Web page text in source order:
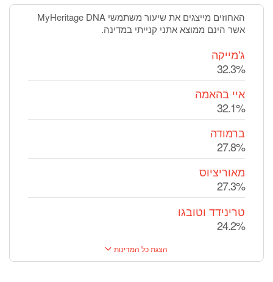
האחוזים מייצגים את שיעור משתמשי MyHeritage DNA
אשר הינם ממוצא אתני קנייתי במדינה.
ג'מייקה
32.3%
איי בהאמה
32.1%
ברמודה
27.8%
מאוריציוס
27.3%
טרינידד וטובגו
24.2%
הצגת כל המדינות